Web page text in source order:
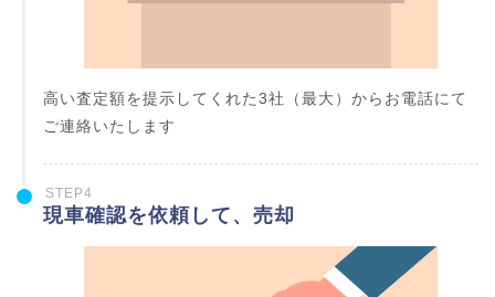
高い査定額を提示してくれた3社（最大）からお電話にて
ご連絡いたします
STEP4
現車確認を依頼して、売却